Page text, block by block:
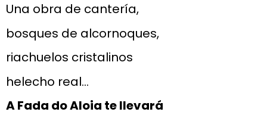
Una obra de cantería,
bosques de alcornoques,
riachuelos cristalinos
helecho real…
A Fada do Aloia te llevará